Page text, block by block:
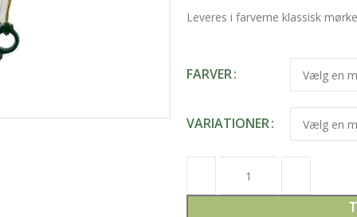
Leveres i farverne klassisk
FARVER
VARIATIONER